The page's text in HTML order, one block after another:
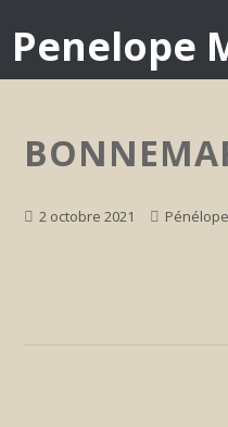
Penelope
2 octobre 2021 Pénélope